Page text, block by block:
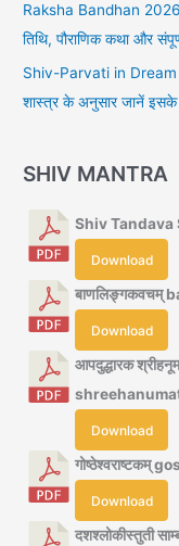
Raksha Bandhan 2026
तिथि, पौराणिक कथा और
Shiv-Parvati in Dream :
शास्त्र के अनुसार जानें
SHIV MANTRA
Shiv Tandava
Download
बाणलिङ्गकवचम्
Download
आपदुद्धारक
Download
गोष्ठेश्वराष्टकम्
Download
दशश्लोकीस्तुती